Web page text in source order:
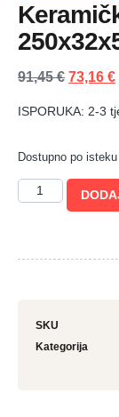
91,45€ 73,16 €
ISPORUKA: 2-3
Dostupno po
SKU
Kategorija